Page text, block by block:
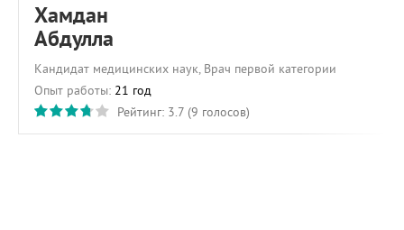
Хамдан
Абдулла
Кандидат медицинских наук, Врач первой категории
Опыт работы: 21 год
Рейтинг: 3.7 (9 голосов)